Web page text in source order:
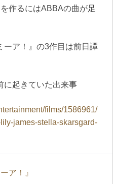
作るにはABBAの曲が足
ーア！』の3作目は前日譚
に起きていた出来事
films/1586961/
james-stella-skarsgard-
ア！』